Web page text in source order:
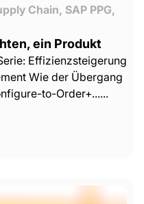
Chain, SAP PPG,
ein Produkt
Effizienzsteigerung
Wie der Übergang
to-Order+......